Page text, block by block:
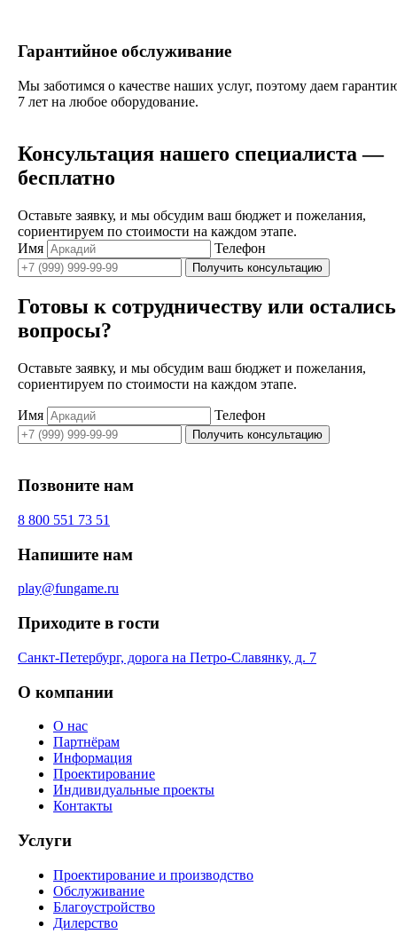
Гарантийное обслуживание
Мы заботимся о качестве наших услуг, поэтому даем
7 лет на любое оборудование.
Консультация нашего специалиста —
бесплатно
Оставьте заявку, и мы обсудим ваш бюджет и пожелания,
сориентируем по стоимости на каждом этапе.
Имя
Телефон
Получить консультацию
Готовы к сотрудничеству или остались
вопросы?
Оставьте заявку, и мы обсудим ваш бюджет и пожелания,
сориентируем по стоимости на каждом этапе.
Имя Телефон
Получить консультацию
Позвоните нам
8 800 551 73 51
Напишите нам
play@fungame.ru
Приходите в гости
Санкт-Петербург, дорога на Петро-Славянку, д. 7
О компании
О нас
Партнёрам
Информация
Проектирование
Индивидуальные проекты
Контакты
Услуги
Проектирование и производство
Обслуживание
Благоустройство
Дилерство